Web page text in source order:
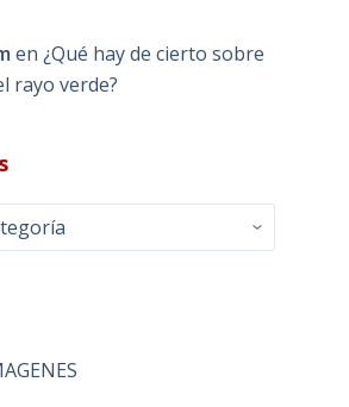
en ¿Qué hay de cierto sobre
rayo verde?